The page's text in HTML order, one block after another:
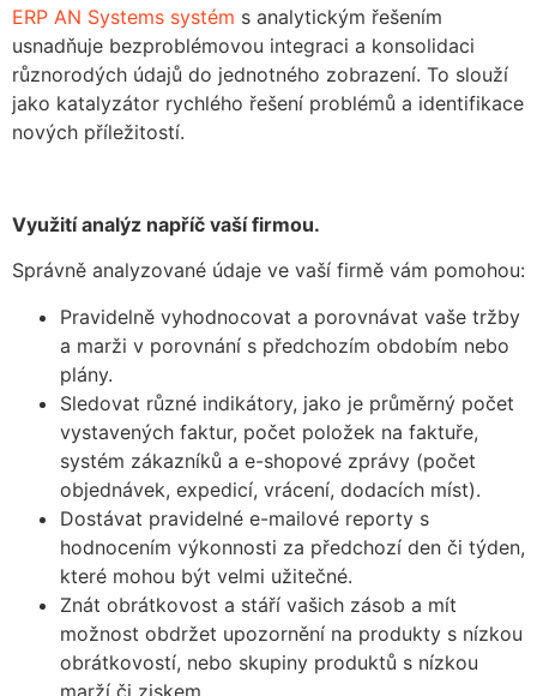
ERP AN Systems systém s analytickým řešením
usnadňuje bezproblémovou integraci a konsolidaci
různorodých údajů do jednotného zobrazení. To slouží
jako katalyzátor rychlého řešení problémů a identifikace
nových příležitostí.
Využití analýz napříč vaší firmou.
Správně analyzované údaje ve vaší firmě vám pomohou:
Pravidelně vyhodnocovat a porovnávat vaše tržby
a marži v porovnání s předchozím obdobím nebo
plány.
Sledovat různé indikátory, jako je průměrný počet
vystavených faktur, počet položek na faktuře,
systém zákazníků a e-shopové zprávy (počet
objednávek, expedicí, vrácení, dodacích míst).
Dostávat pravidelné e-mailové reporty s
hodnocením výkonnosti za předchozí den či týden,
které mohou být velmi užitečné.
Znát obrátkovost a stáří vašich zásob a mít
možnost obdržet upozornění na produkty s nízkou
obrátkovostí, nebo skupiny produktů s nízkou
marží či ziskem.